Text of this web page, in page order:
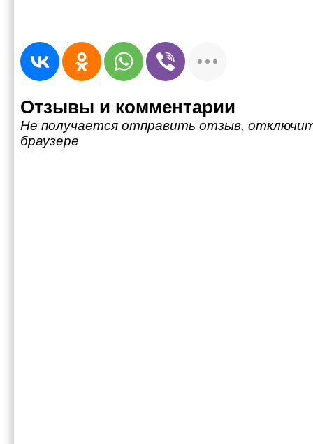
Отзывы и комментарии
Не получается отправить отзыв,
браузере